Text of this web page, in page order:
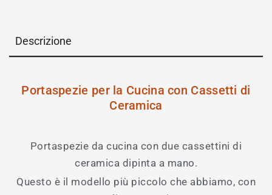
Descrizione
Portaspezie per la Cucina con Cassetti di
Ceramica
Portaspezie da cucina con due cassettini di
ceramica dipinta a mano.
Questo è il modello più piccolo che abbiamo, con